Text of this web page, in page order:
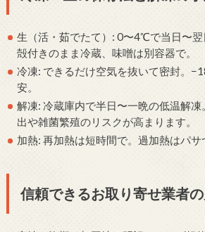
生（活・茹でたて）: 0〜4℃で当日〜
殻付きのまま冷蔵、味噌は別容器で。
冷凍: できるだけ空気を抜いて密封。
安。
解凍: 冷蔵庫内で半日〜一晩の低温解
出や雑菌繁殖のリスクが高まります。
加熱: 再加熱は短時間で。過加熱はパサ
信頼できるお取り寄せ業者